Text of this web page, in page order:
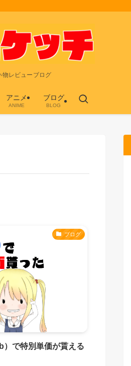
物レビューブログ
アニメ
ANIME
ブログ
BLOG
ブログ
で特別単価が貰える